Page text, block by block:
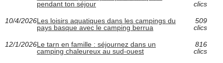
pendant ton séjour
clics
10/4/2026Les loisirs aquatiques dans les campings du
pays basque avec le camping berrua
509
clics
12/1/2026Le tarn en famille : séjournez dans un
camping chaleureux au sud-ouest
816
clics